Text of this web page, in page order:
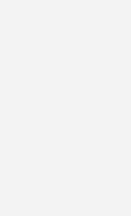
in
wobei 99 Prozent
Nichtverfügbarkeit für
6 zeigt, dass dieses
erreicht wird
waren die Tankstellen
Zielwert von
sich, aus der
aufgliedern: